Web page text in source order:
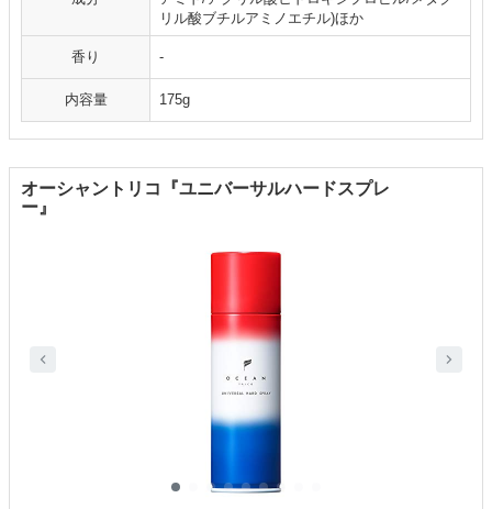
リル酸ブチルアミノエチル)ほか
香り -
内容量 175g
オーシャントリコ『ユニバーサルハードスプレ
ー』